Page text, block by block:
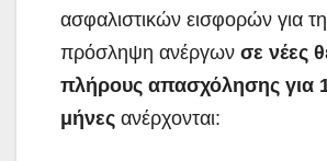
ασφαλιστικών εισφορών για
πρόσληψη ανέργων σε νέες
πλήρους απασχόλησης για
μήνες ανέρχονται: